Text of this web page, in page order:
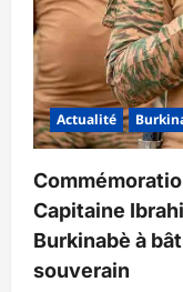
Actualité
Capitaine
Burkinabè à
souverain